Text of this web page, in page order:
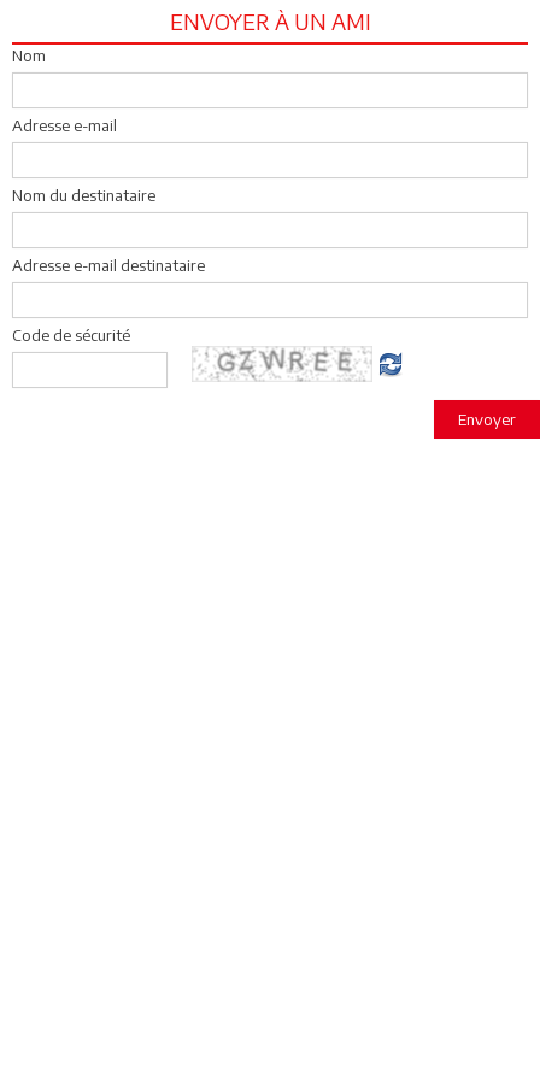
ENVOYER À UN AMI
Nom
Adresse e-mail
Nom du destinataire
Adresse e-mail destinataire
Code de sécurité
Envoyer